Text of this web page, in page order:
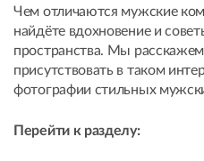
Чем отличаются мужские
найдёте вдохновение и
пространства. Мы
присутствовать в таком
фотографии стильных
Перейти к разделу: